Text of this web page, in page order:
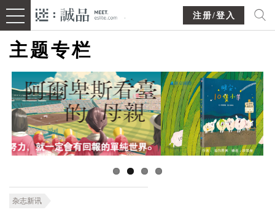
注册/登入
主题专栏
杂志新讯